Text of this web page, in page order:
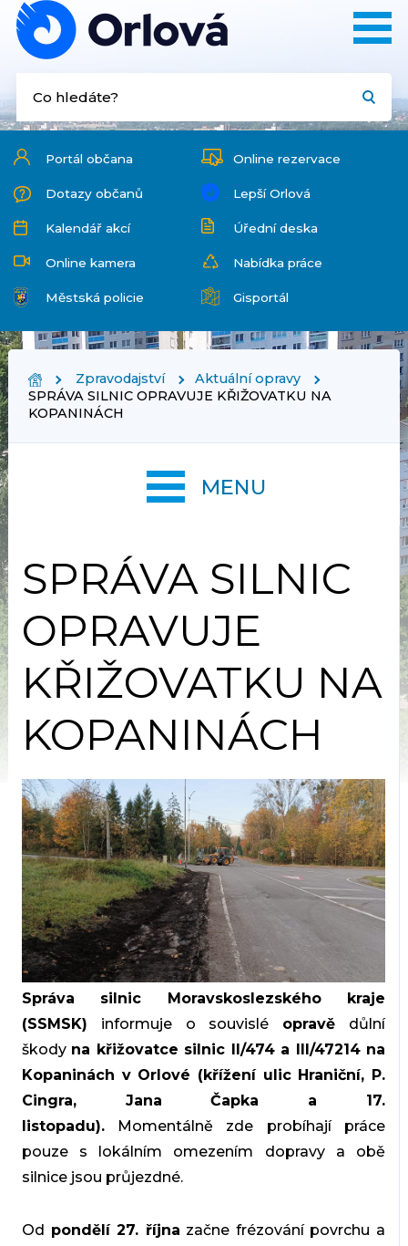
Portál občana Online rezervace
Dotazy občanů Lepší Orlová
Kalendář akcí Úřední deska
Online kamera Nabídka práce
Městská policie Gisportál
Zpravodajství
Aktuální opravy
SPRÁVA SILNIC OPRAVUJE KŘIŽOVATKU NA
KOPANINÁCH
SPRÁVA SILNIC
OPRAVUJE
KŘIŽOVATKU NA
KOPANINÁCH
Správa silnic Moravskoslezského kraje
(SSMSK) informuje o souvislé opravě důlní
škody na křižovatce silnic II/474 a III/47214 na
Kopaninách v Orlové (křížení ulic Hraniční, P.
Cingra, Jana Čapka a 17.
listopadu).Momentálně zde probíhají práce
pouze s lokálním omezením dopravy a obě
silnice jsou průjezdné.
Od pondělí 27. října začne frézování povrchu a
MENU